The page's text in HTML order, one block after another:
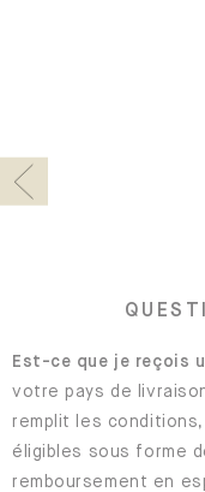
Est-ce que je reçois
votre pays de
remplit les
éligibles sous forme
remboursement en